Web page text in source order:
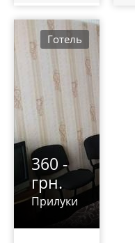
360 -
грн.
Прилуки
Готель